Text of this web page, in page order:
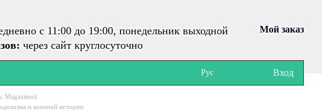
с 11:00 до 19:00, понедельник выходной
через сайт круглосуточно
Мой заказ
Рус Вход
Magazines)
и военной истории